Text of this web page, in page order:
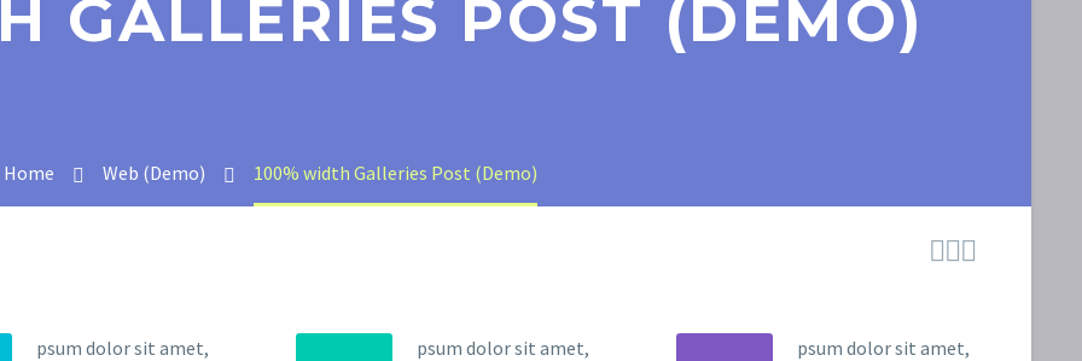
GALLERIES POST (DEMO)
Home Web (Demo) 100% width Galleries Post (Demo)

psum dolor sit amet,
psum dolor sit amet,
psum dolor sit amet,